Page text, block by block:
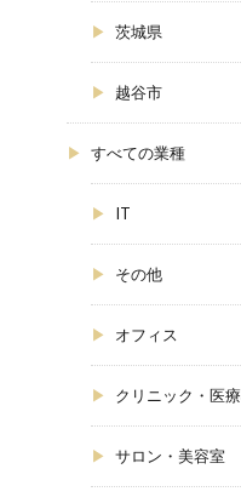
茨城県
越谷市
すべての業種
IT
その他
オフィス
クリニック・医
サロン・美容室